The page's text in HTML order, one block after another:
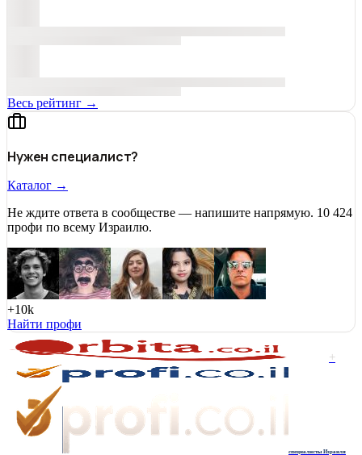
Весь рейтинг →
Нужен специалист?
Каталог →
Не ждите ответа в сообществе — напишите напрямую. 10 424
профи по всему Израилю.
+10k
Найти профи
+
специалисты Израиля